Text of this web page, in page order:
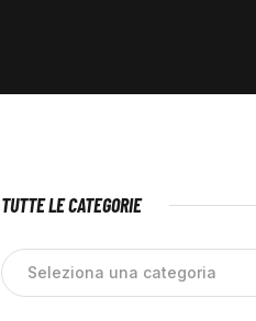
TUTTE LE CATEGORIE